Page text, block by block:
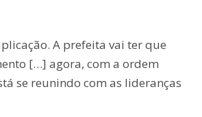
A prefeita vai ter que
[…] agora, com a ordem
se reunindo com as lideranças